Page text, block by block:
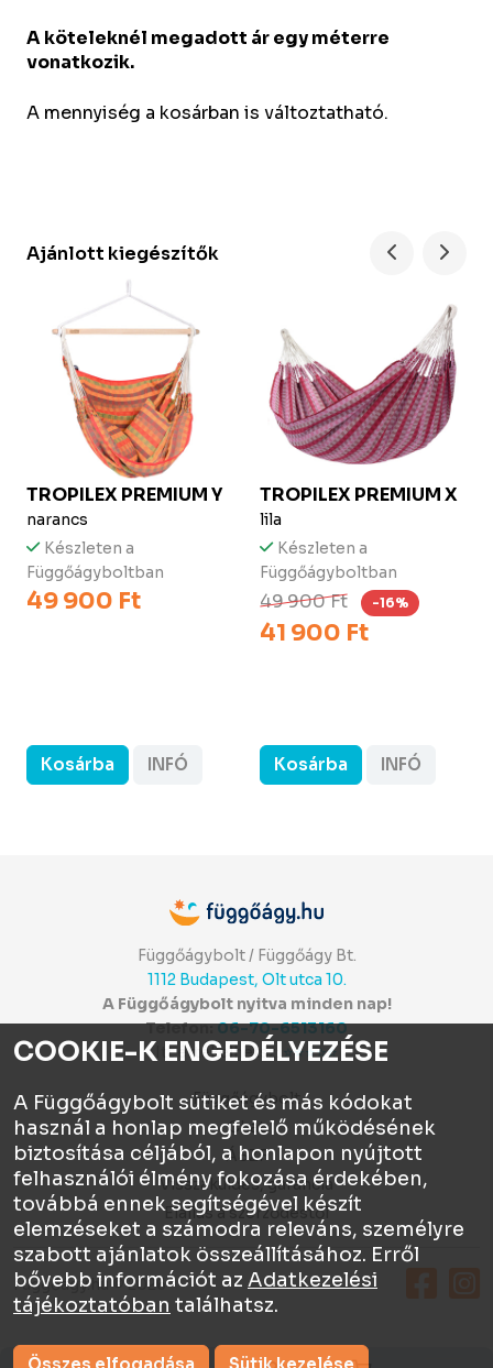
A köteleknél megadott ár egy méterre
vonatkozik.
A mennyiség a kosárban is változtatható.
Ajánlott kiegészítők
TROPILEXPREMIUM Y
narancs
Készleten a
Függőágyboltban
49 900 Ft
Kosárba INFÓ
TROPILEXPREMIUM X
lila
Készleten a
Függőágyboltban
49 900 Ft -16%
41 900 Ft
Kosárba INFÓ
Függőágybolt / Függőágy Bt.
1112 Budapest, Olt utca 10.
A Függőágybolt nyitva minden nap!
Telefon:06-70-6513160
Itt értékelhetsz:⭐⭐⭐⭐⭐
Függőágybolt
Chat
ÁSZF
Visszaküldés, garancia
Elállás a szerződéstől
Függőágy.hu © 2026
COOKIE-K ENGEDÉLYEZÉSE
A Függőágybolt sütiket és más kódokat
használ a honlap megfelelő működésének
biztosítása céljából, a honlapon nyújtott
felhasználói élmény fokozása érdekében,
továbbá ennek segítségével készít
elemzéseket a számodra releváns, személyre
szabott ajánlatok összeállításához. Erről
bővebb információt az Adatkezelési
tájékoztatóban találhatsz.